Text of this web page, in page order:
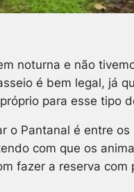
noturna e não
é bem legal, já
para esse tipo
o Pantanal é entre
com que os
fazer a reserva